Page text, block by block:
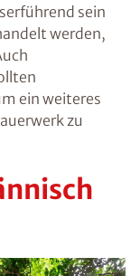
sein
werden,
ein weiteres
zu